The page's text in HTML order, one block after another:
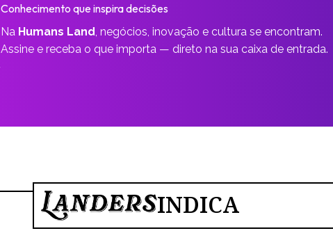
Conhecimento que inspira decisões
Na Humans Land, negócios, inovação e cultura se encontram.
Assine e receba o que importa — direto na sua caixa de entrada.
INDICA